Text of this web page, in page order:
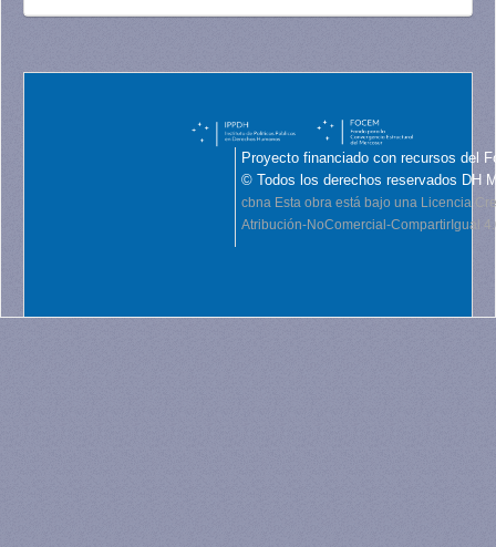
Proyecto financiado con recursos del
© Todos los derechos reservados DH
cbna Esta obra está bajo una Licencia
Atribución-NoComercial-CompartirIgual